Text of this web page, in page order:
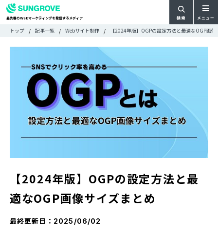
最先端のWebマーケティングを発信するメディア 検索 メニュー
カテゴリで探す
TAG
タグで探す
WRITER
ライターで探す
FEATURE
特集
MOVIE
『SUNGROVE』について
検
検
トップ 記事一覧 Webサイト制作 【2024年版】OGPの設定方法と最適なOGP画
【2024年版】OGPの設定方法と最
適なOGP画像サイズまとめ
最終更新日： 2025/06/02